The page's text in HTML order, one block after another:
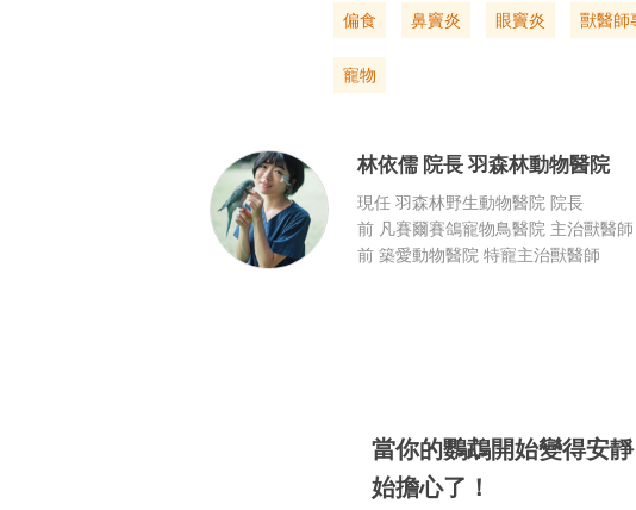
偏食 鼻竇炎 眼竇炎 獸醫師
寵物
林依儒 院長 羽森林動物醫院
現任 羽森林野生動物醫院 院長
前 凡賽爾賽鴿寵物鳥醫院 主治獸醫師
前 築愛動物醫院 特寵主治獸醫師
當你的鸚鵡開始變得安
始擔心了！